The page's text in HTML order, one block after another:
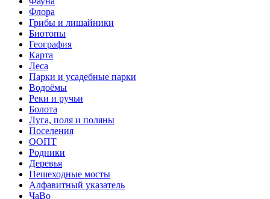
Флора
Грибы и лишайники
Биотопы
География
Карта
Леса
Парки и усадебные парки
Водоёмы
Реки и ручьи
Болота
Луга, поля и поляны
Поселения
ООПТ
Родники
Деревья
Пешеходные мосты
Алфавитный указатель
ЧаВо